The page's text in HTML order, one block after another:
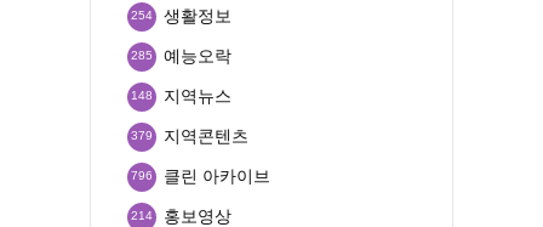
생활정보
254
예능오락
285
지역뉴스
148
지역콘텐츠
379
클린 아카이브
796
홍보영상
214